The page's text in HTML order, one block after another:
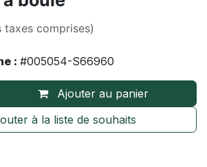
taxes comprises)
: #005054-S66960
Ajouter au panier
à la liste de souhaits